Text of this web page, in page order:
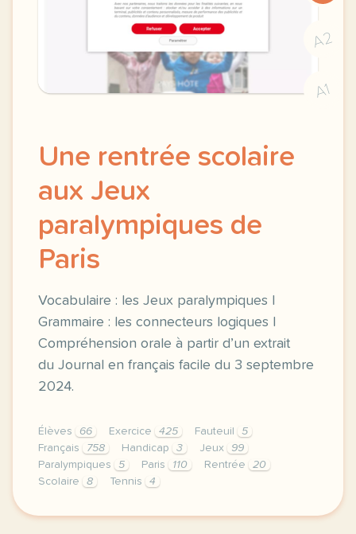
A2
A1
Une rentrée scolaire
aux Jeux
paralympiques de
Paris
Vocabulaire : les Jeux paralympiques |
Grammaire : les connecteurs logiques |
Compréhension orale à partir d’un extrait
du Journal en français facile du 3 septembre
2024.
Élèves 66 Exercice 425 Fauteuil
5
Français
758 Handicap 3 Jeux
99
Paralympiques
5 Paris 110 Rentrée
20
Scolaire
8 Tennis 4
exercice b1 une rentree scolaire aux jeux